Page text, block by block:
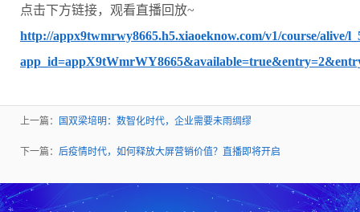
点击下方链接，观看直播回放~
http://appx9twmrwy8665.h5.xiaoeknow.com/v1/course/alive/
上一篇： 国双梁培明：数智化时代，企业需要未雨绸缪
下一篇： 后疫情时代，如何释放大屏营销价值？直播即将开启